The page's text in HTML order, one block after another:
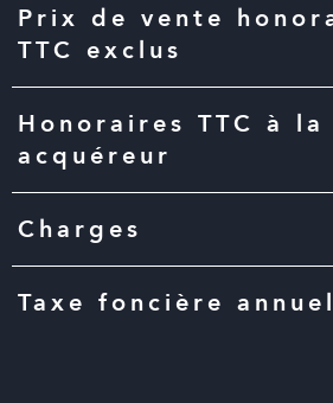
Prix de vente
TTC exclus
Honoraires TTC à la
acquéreur
Charges
Taxe foncière